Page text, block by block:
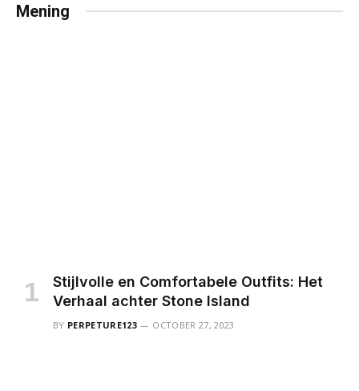
Mening
Stijlvolle en Comfortabele Outfits: Het
Verhaal achter Stone Island
BY PERPETURE123 OCTOBER 27, 2023